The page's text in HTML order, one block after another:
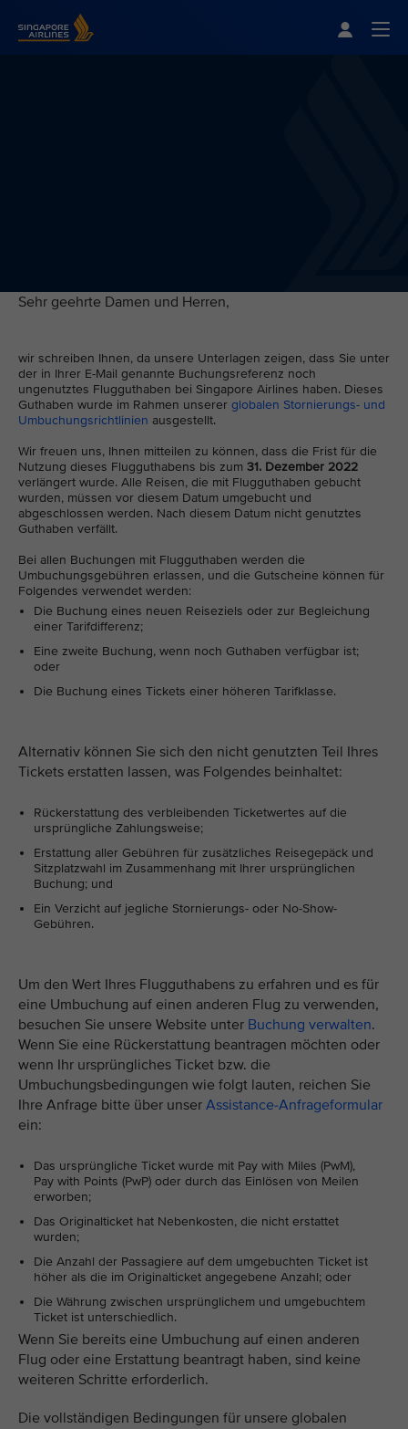
Sehr geehrte Damen und Herren,
wir schreiben Ihnen, da unsere Unterlagen zeigen, dass Sie unter
der in Ihrer E-Mail genannte Buchungsreferenz noch
ungenutztes Flugguthaben bei Singapore Airlines haben. Dieses
Guthaben wurde im Rahmen unserer globalen Stornierungs- und
Umbuchungsrichtlinien ausgestellt.
Wir freuen uns, Ihnen mitteilen zu können, dass die Frist für die
Nutzung dieses Flugguthabens bis zum 31. Dezember 2022
verlängert wurde. Alle Reisen, die mit Flugguthaben gebucht
wurden, müssen vor diesem Datum umgebucht und
abgeschlossen werden. Nach diesem Datum nicht genutztes
Guthaben verfällt.
Bei allen Buchungen mit Flugguthaben werden die
Umbuchungsgebühren erlassen, und die Gutscheine können für
Folgendes verwendet werden:
Die Buchung eines neuen Reiseziels oder zur Begleichung
einer Tarifdifferenz;
Eine zweite Buchung, wenn noch Guthaben verfügbar ist;
oder
Die Buchung eines Tickets einer höheren Tarifklasse.
Alternativ können Sie sich den nicht genutzten Teil Ihres
Tickets erstatten lassen, was Folgendes beinhaltet:
Rückerstattung des verbleibenden Ticketwertes auf die
ursprüngliche Zahlungsweise;
Erstattung aller Gebühren für zusätzliches Reisegepäck und
Sitzplatzwahl im Zusammenhang mit Ihrer ursprünglichen
Buchung; und
Ein Verzicht auf jegliche Stornierungs- oder No-Show-
Gebühren.
Um den Wert Ihres Flugguthabens zu erfahren und es für
eine Umbuchung auf einen anderen Flug zu verwenden,
besuchen Sie unsere Website unter Buchung verwalten.
Wenn Sie eine Rückerstattung beantragen möchten oder
wenn Ihr ursprüngliches Ticket bzw. die
Umbuchungsbedingungen wie folgt lauten, reichen Sie
Ihre Anfrage bitte über unser Assistance-Anfrageformular
ein:
Das ursprüngliche Ticket wurde mit Pay with Miles (PwM),
Pay with Points (PwP) oder durch das Einlösen von Meilen
erworben;
Das Originalticket hat Nebenkosten, die nicht erstattet
wurden;
Die Anzahl der Passagiere auf dem umgebuchten Ticket ist
höher als die im Originalticket angegebene Anzahl; oder
Die Währung zwischen ursprünglichem und umgebuchtem
Ticket ist unterschiedlich.
Wenn Sie bereits eine Umbuchung auf einen anderen
Flug oder eine Erstattung beantragt haben, sind keine
weiteren Schritte erforderlich.
Die vollständigen Bedingungen für unsere globalen